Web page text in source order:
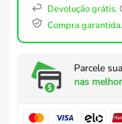
Devolução grátis.
Compra garantida.
Parcele
nas